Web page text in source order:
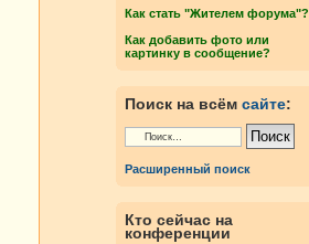
Как стать "Жителем форума"?
Как добавить фото или
картинку в сообщение?
Поиск на всём сайте:
Расширенный поиск
Кто сейчас на
конференции